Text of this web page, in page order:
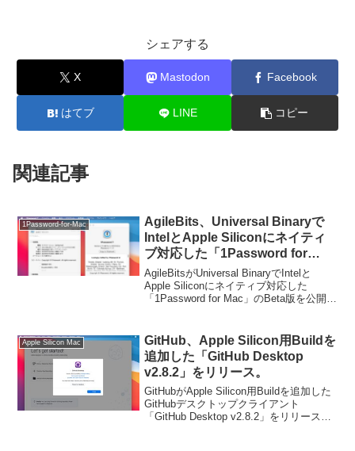
シェアする
X Mastodon Facebook
はてブ LINE コピー
関連記事
1Password-for-Mac
AgileBits、Universal Binaryで
IntelとApple Siliconにネイティ
ブ対応した「1Password for
Mac」のBeta版を公開。
AgileBitsがUniversal BinaryでIntelと
Apple Siliconにネイティブ対応した
「1Password for Mac」のBeta版を公開し
Apple Silicon Mac
GitHub、Apple Silicon用Buildを
追加した「GitHub Desktop
v2.8.2」をリリース。
GitHubがApple Silicon用Buildを追加した
GitHubデスクトップクライアント
「GitHub Desktop v2.8.2」をリリースし